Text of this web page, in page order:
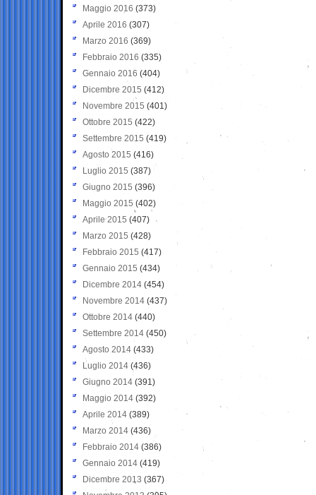
Maggio 2016 (373)
Aprile 2016 (307)
Marzo 2016 (369)
Febbraio 2016 (335)
Gennaio 2016 (404)
Dicembre 2015 (412)
Novembre 2015 (401)
Ottobre 2015 (422)
Settembre 2015 (419)
Agosto 2015 (416)
Luglio 2015 (387)
Giugno 2015 (396)
Maggio 2015 (402)
Aprile 2015 (407)
Marzo 2015 (428)
Febbraio 2015 (417)
Gennaio 2015 (434)
Dicembre 2014 (454)
Novembre 2014 (437)
Ottobre 2014 (440)
Settembre 2014 (450)
Agosto 2014 (433)
Luglio 2014 (436)
Giugno 2014 (391)
Maggio 2014 (392)
Aprile 2014 (389)
Marzo 2014 (436)
Febbraio 2014 (386)
Gennaio 2014 (419)
Dicembre 2013 (367)